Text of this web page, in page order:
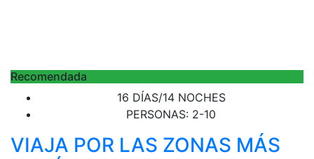
Recomendada
16 DÍAS/14 NOCHES
PERSONAS: 2-10
VIAJA POR LAS ZONAS MÁS